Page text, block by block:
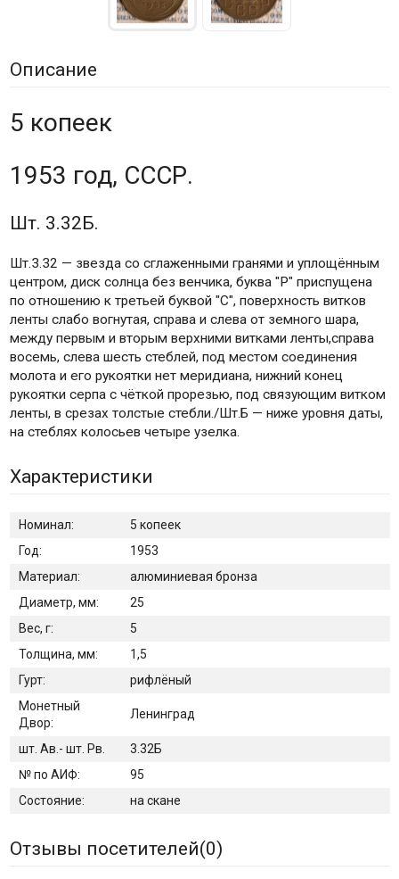
Описание
5 копеек
1953 год, СССР.
Шт. 3.32Б.
Шт.3.32 — звезда со сглаженными гранями и уплощённым
центром, диск солнца без венчика, буква "Р" приспущена
по отношению к третьей буквой "С", поверхность витков
ленты слабо вогнутая, справа и слева от земного шара,
между первым и вторым верхними витками ленты,справа
восемь, слева шесть стеблей, под местом соединения
молота и его рукоятки нет меридиана, нижний конец
рукоятки серпа с чёткой прорезью, под связующим витком
ленты, в срезах толстые стебли./Шт.Б — ниже уровня даты,
на стеблях колосьев четыре узелка.
Характеристики
Номинал:
5 копеек
Год:
1953
Материал:
алюминиевая бронза
Диаметр, мм:
25
Вес, г:
5
Толщина, мм:
1,5
Гурт:
рифлёный
Монетный
Двор:
Ленинград
шт. Ав.- шт. Рв.
3.32Б
№ по АИФ:
95
Состояние:
на скане
Отзывы посетителей(0)